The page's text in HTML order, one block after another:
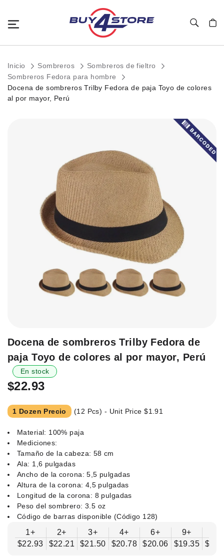
Inicio Sombreros
Sombreros de fieltro
Sombreros Fedora para hombre
Docena de sombreros Trilby Fedora de paja Toyo de colores
al por mayor, Perú
Saltar
principio
de
la
galería
imágenes.
Docena de sombreros Trilby Fedora de
paja Toyo de colores al por mayor, Perú
En stock
$22.93
1 Dozen Precio (12 Pcs) - Unit Price$1.91
Material: 100% paja
Mediciones:
Tamaño de la cabeza: 58 cm
Ala: 1,6 pulgadas
Ancho de la corona: 5,5 pulgadas
Altura de la corona: 4,5 pulgadas
Longitud de la corona: 8 pulgadas
Peso del sombrero: 3.5 oz
Código de barras disponible (Código 128)
1+
$22.93
2+
$22.21
3+
$21.50
4+
$20.78
6+
$20.06
9+
$19.35